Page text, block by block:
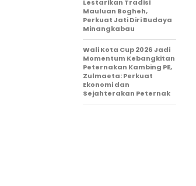
Lestarikan Tradisi
Mauluan Bogheh,
Perkuat Jati Diri Budaya
Minangkabau
Wali Kota Cup 2026 Jadi
Momentum Kebangkitan
Peternakan Kambing PE,
Zulmaeta: Perkuat
Ekonomi dan
Sejahterakan Peternak